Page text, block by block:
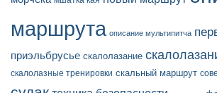
маршрута описание мультипитча
приэльбрусье скалолазание
скалолазные тренировки скальный маршрут